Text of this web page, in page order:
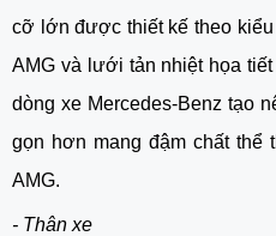
cỡ lớn được thiết kế theo
AMG và lưới tản nhiệt họa
dòng xe Mercedes-Benz tạo
gọn hơn mang đậm chất thể
AMG.
- Thân xe